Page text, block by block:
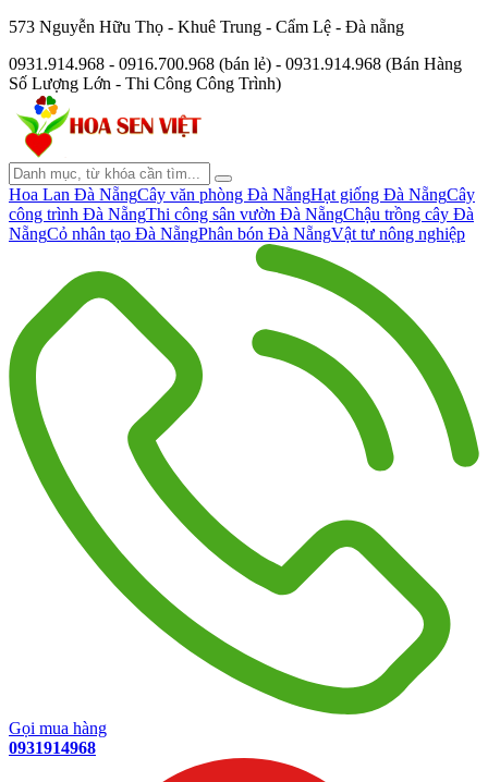
573 Nguyễn Hữu Thọ - Khuê Trung - Cẩm Lệ - Đà nẵng
0931.914.968 - 0916.700.968 (bán lẻ) - 0931.914.968 (Bán Hàng
Số Lượng Lớn - Thi Công Công Trình)
Hoa Lan Đà NẵngCây văn phòng Đà NẵngHạt giống Đà NẵngCây
công trình Đà NẵngThi công sân vườn Đà NẵngChậu trồng cây Đà
NẵngCỏ nhân tạo Đà NẵngPhân bón Đà NẵngVật tư nông nghiệp
Gọi mua hàng
0931914968